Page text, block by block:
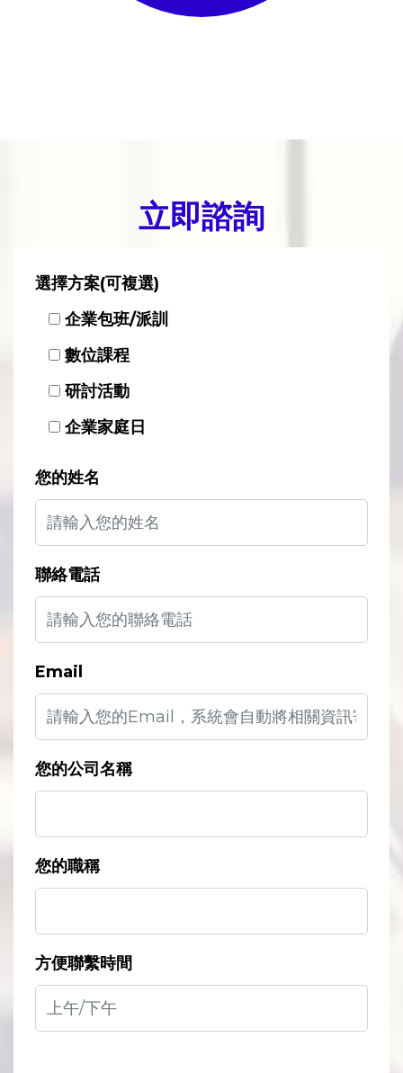
立即諮詢
選擇方案(可複選)
企業包班/派訓
數位課程
研討活動
企業家庭日
您的姓名
聯絡電話
Email
您的公司名稱
您的職稱
方便聯繫時間